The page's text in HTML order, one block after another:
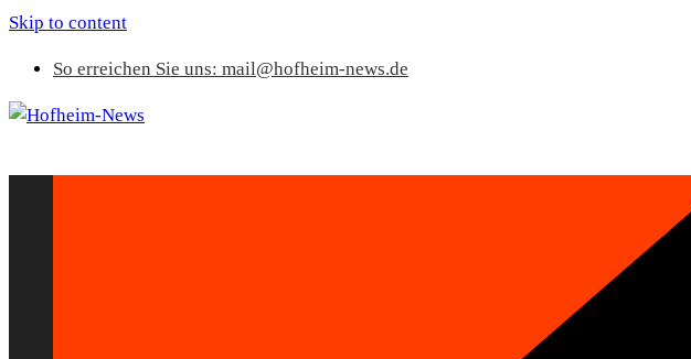
Skip to content
So erreichen Sie uns: mail@hofheim-news.de